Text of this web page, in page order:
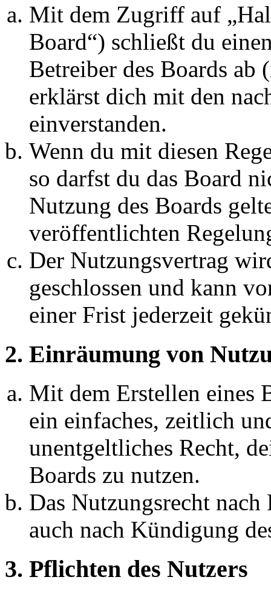
Mit dem Zugriff auf
Board“) schließt du
Betreiber des Boards ab
erklärst dich mit den
einverstanden.
Wenn du mit diesen
so darfst du das Board
Nutzung des Boards
veröffentlichten
Der Nutzungsvertrag
geschlossen und kann
einer Frist jederzeit
2. Einräumung von
Mit dem Erstellen eines
ein einfaches, zeitlich
unentgeltliches Recht,
Boards zu nutzen.
Das Nutzungsrecht
auch nach Kündigung
3. Pflichten des Nutzers